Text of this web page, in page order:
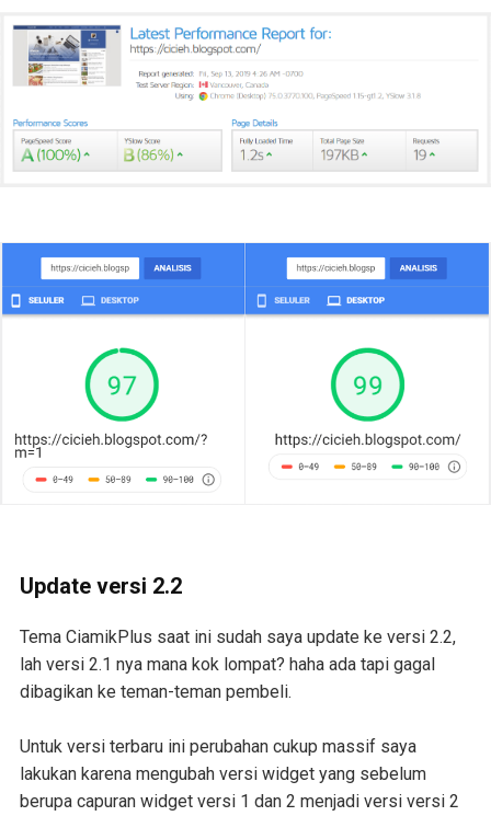
Update versi 2.2
Tema CiamikPlus saat ini sudah saya update ke versi 2.2,
lah versi 2.1 nya mana kok lompat? haha ada tapi gagal
dibagikan ke teman-teman pembeli.
Untuk versi terbaru ini perubahan cukup massif saya
lakukan karena mengubah versi widget yang sebelum
berupa capuran widget versi 1 dan 2 menjadi versi versi 2